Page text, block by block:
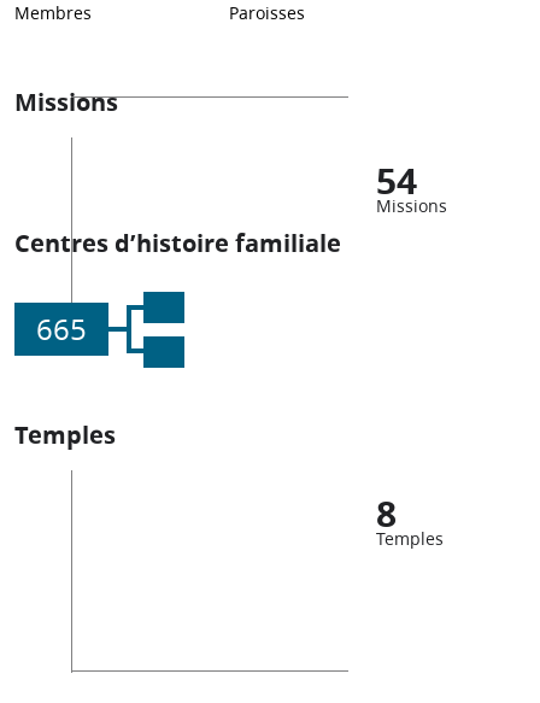
Membres Paroisses
Missions
54
Missions
Centres d’histoire familiale
665
Temples
8
Temples